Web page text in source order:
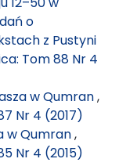
o
z Pustyni
Tom 88 Nr 4
w Qumran,
Nr 4 (2017)
w Qumran,
Nr 4 (2015)